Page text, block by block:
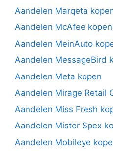
Aandelen Marqeta
Aandelen McAfee kopen
Aandelen MeinAuto
Aandelen MessageBird
Aandelen Meta kopen
Aandelen Mirage Retail
Aandelen Miss Fresh
Aandelen Mister Spex
Aandelen Mobileye